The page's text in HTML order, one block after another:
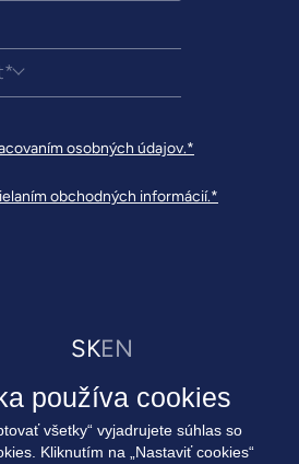
osobných údajov.*
obchodných informácií.*
SKEN
používa cookies
všetky“ vyjadrujete súhlas so
Kliknutím na „Nastaviť cookies“